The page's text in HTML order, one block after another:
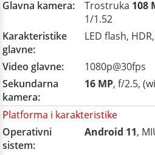
Glavna kamera: Trostruka 108
1/1.52
Karakteristike
glavne:
LED flash,
Video glavne:
1080p@30fps
Sekundarna
kamera:
16 MP, f/2.5,
Platforma i karakteristike
Operativni
sistem:
Android 11,